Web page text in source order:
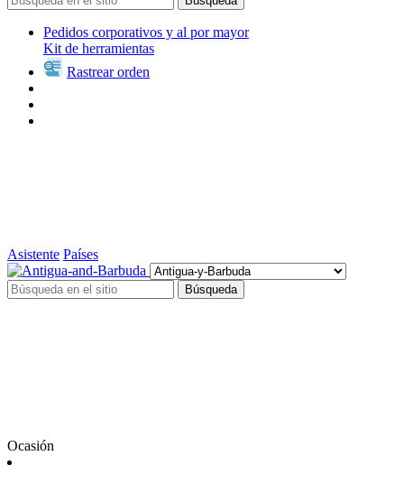
Pedidos corporativos y al por mayor
Kit de herramientas
Rastrear orden
Asistente Países
Búsqueda
Ocasión